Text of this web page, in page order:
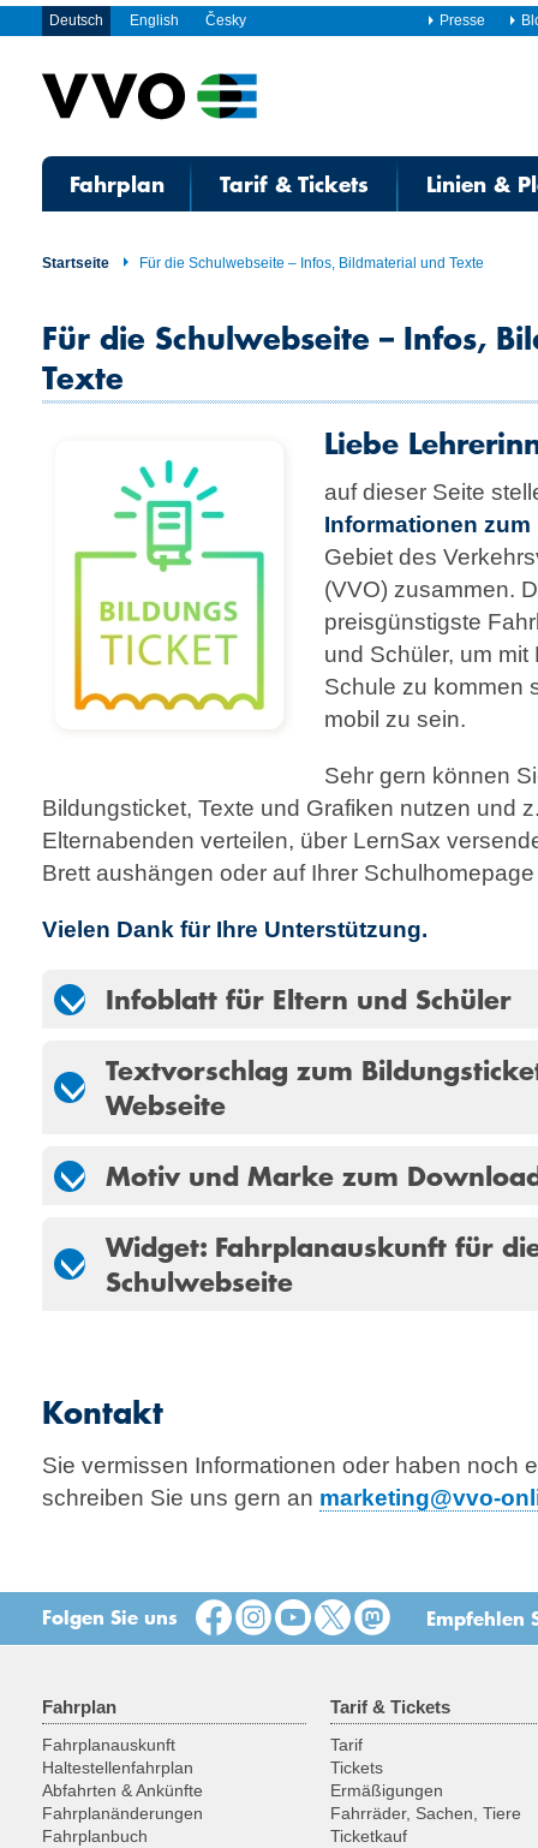
Deutsch English Česky Presse
Fahrplan Tarif & Tickets Linien &
Startseite Für die Schulwebseite – Infos, Bildmaterial und Texte
Für die Schulwebseite – Infos,
Texte
Liebe
auf dieser Seite
Informationen
Gebiet des
(VVO) zusammen.
preisgünstigste
und Schüler, um
Schule zu kommen
mobil zu sein.
Sehr gern können
Bildungsticket, Texte und Grafiken nutzen und
Eltern­abenden verteilen, über LernSax
Brett aushängen oder auf Ihrer
Vielen Dank für Ihre Unterstützung.
Infoblatt für Eltern und Schüler
Textvorschlag zum
Webseite
Motiv und Marke zum
Widget: Fahrplanauskunft für
Schulwebseite
Kontakt
Sie vermissen Informationen oder haben noch
schreiben Sie uns gern an marketing@vvo-
Folgen Sie uns Empfehlen
Fahrplan
Fahrplanauskunft
Haltestellenfahrplan
Abfahrten & Ankünfte
Fahrplanänderungen
Fahrplanbuch
Tarif & Tickets
Tarif
Tickets
Ermäßigungen
Fahrräder, Sachen, Tiere
Ticketkauf